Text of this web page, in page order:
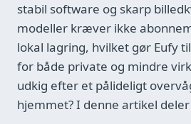
stabil software og skarp
modeller kræver ikke
lokal lagring, hvilket gør Eufy
for både private og mindre
udkig efter et pålideligt
hjemmet? I denne artikel